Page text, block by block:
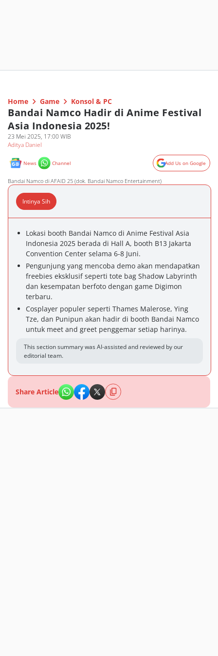
Home Game Konsol & PC
Bandai Namco Hadir di Anime Festival
Asia Indonesia 2025!
23 Mei 2025, 17:00 WIB
Aditya Daniel
News Channel Add Us on Google
Bandai Namco di AFAID 25 (dok. Bandai Namco Entertainment)
Intinya Sih
Lokasi booth Bandai Namco di Anime Festival Asia
Indonesia 2025 berada di Hall A, booth B13 Jakarta
Convention Center selama 6-8 Juni.
Pengunjung yang mencoba demo akan mendapatkan
freebies eksklusif seperti tote bag Shadow Labyrinth
dan kesempatan berfoto dengan game Digimon
terbaru.
Cosplayer populer seperti Thames Malerose, Ying
Tze, dan Punipun akan hadir di booth Bandai Namco
untuk meet and greet penggemar setiap harinya.
This section summary was AI-assisted and reviewed by our
editorial team.
Share Article